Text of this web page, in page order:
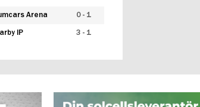
Arena 0 - 1
IP 3 - 1